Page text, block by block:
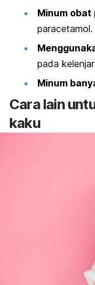
Minum
paracetamol.
pada
Minum
Cara lain
kaku